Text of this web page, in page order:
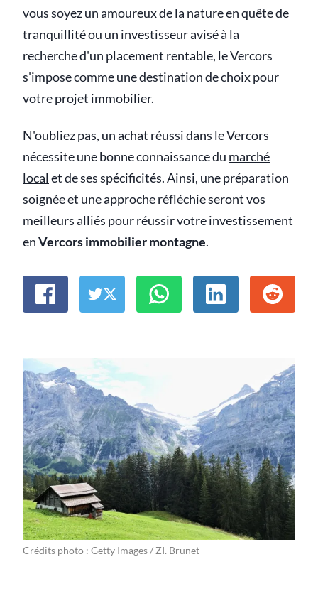
vous soyez un amoureux de la nature en quête de
tranquillité ou un investisseur avisé à la
recherche d'un placement rentable, le Vercors
s'impose comme une destination de choix pour
votre projet immobilier.
N'oubliez pas, un achat réussi dans le Vercors
nécessite une bonne connaissance du marché
local et de ses spécificités. Ainsi, une préparation
soignée et une approche réfléchie seront vos
meilleurs alliés pour réussir votre investissement
enVercors immobilier montagne.
Crédits photo : Getty Images / ZI. Brunet